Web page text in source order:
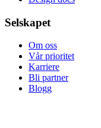
Selskapet
Om oss
Vår prioritet
Karriere
Bli partner
Blogg